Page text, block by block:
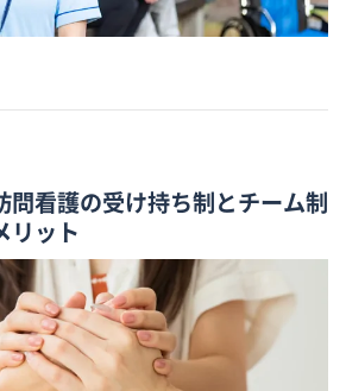
問看護の受け持ち制とチーム制
リット